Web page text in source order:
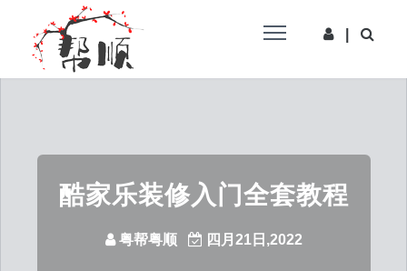
酷家乐装修入门全套教程
粤帮粤顺 四月21日,2022